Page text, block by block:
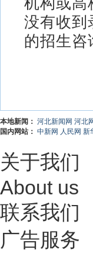
没有收到
的招生咨
本地新闻： 河北新闻网 河北
国内网站： 中新网 人民网 新
关于我们
About us
联系我们
广告服务